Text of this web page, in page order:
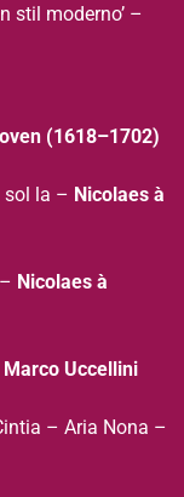
stil moderno’ –
(1618–1702)
sol la – Nicolaes à
Nicolaes à
Marco Uccellini
– Aria Nona –